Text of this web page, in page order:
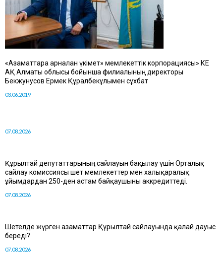
«Азаматтарға арналған үкімет» мемлекеттік корпорациясы» КЕ
АҚ Алматы облысы бойынша филиалының директоры
Бекжунусов Ермек Құралбекұлымен сұхбат
03.06.2019
07.08.2026
Құрылтай депутаттарының сайлауын бақылау үшін Орталық
сайлау комиссиясы шет мемлекеттер мен халықаралық
ұйымдардан 250-ден астам байқаушыны аккредиттеді.
07.08.2026
Шетелде жүрген азаматтар Құрылтай сайлауында қалай дауыс
береді?
07.08.2026